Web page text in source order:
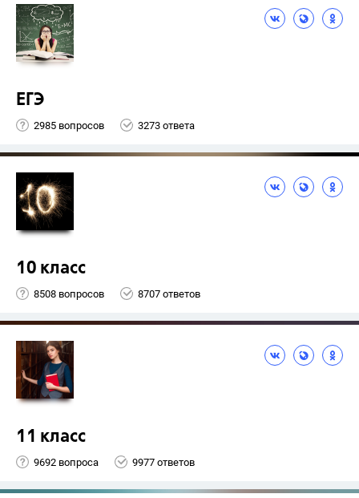
ЕГЭ
2985 вопросов 3273 ответа
10 класс
8508 вопросов 8707 ответов
11 класс
9692 вопроса 9977 ответов